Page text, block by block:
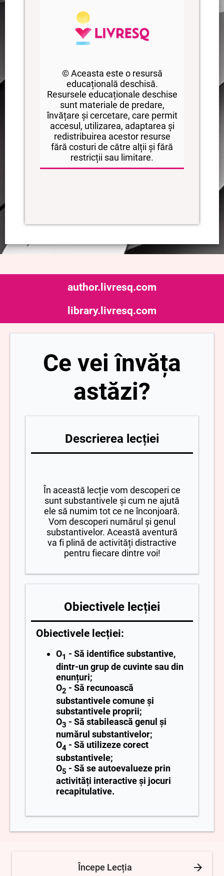
© Aceasta este o resursă
educațională deschisă.
Resursele educaționale deschise
sunt materiale de predare,
învățare și cercetare, care permit
accesul, utilizarea, adaptarea și
redistribuirea acestor resurse
fără costuri de către alții și fără
restricții sau limitare.
author.livresq.com
library.livresq.com
Ce vei învăța
astăzi?
Descrierea lecției
În această lecție vom descoperi ce
sunt substantivele și cum ne ajută
ele să numim tot ce ne înconjoară.
Vom descoperi numărul și genul
substantivelor. Această aventură
va fi plină de activități distractive
pentru fiecare dintre voi!
Obiectivele lecției
Obiectivele lecției:
O1 - Să identifice substantive,
dintr-un grup de cuvinte sau din
enunțuri;
O2 - Să recunoască
substantivele comune și
substantivele proprii;
O3 - Să stabilească genul și
numărul substantivelor;
O4 - Să utilizeze corect
substantivele;
O5 - Să se autoevalueze prin
activități interactive și jocuri
recapitulative.
Începe Lecția